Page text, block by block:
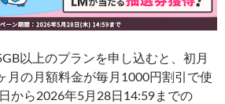
以上のプランを申し込むと、初月
月の月額料金が毎月1000円割引で使
から2026年5月28日14:59までの